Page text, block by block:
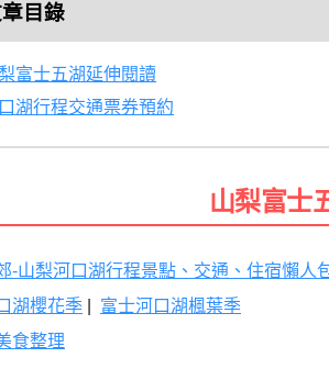
目錄
富士五湖延伸閱讀
湖行程交通票券預約
山梨富士
-山梨河口湖行程景點、交通、住宿懶人
湖櫻花季
富士河口湖楓葉季
食整理